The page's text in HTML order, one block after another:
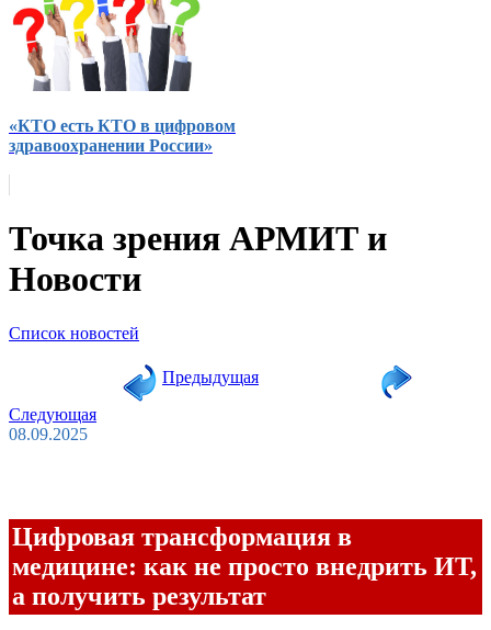
«КТО есть КТО в цифровом
здравоохранении России»
Точка зрения АРМИТ и
Новости
Список новостей
Предыдущая
Следующая
08.09.2025
Цифровая трансформация в
медицине: как не просто внедрить ИТ,
а получить результат